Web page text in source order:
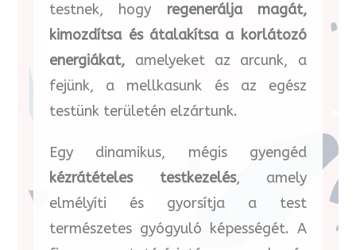
testnek, hogy regenerálja magát,
kimozdítsa és átalakítsa a korlátozó
energiákat, amelyeket az arcunk, a
fejünk, a mellkasunk és az egész
testünk területén elzártunk.
Egy dinamikus, mégis gyengéd
kézrátételes testkezelés, amely
elmélyíti és gyorsítja a test
természetes gyógyuló képességét. A